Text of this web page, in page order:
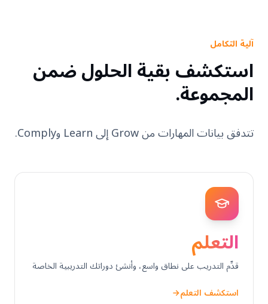
آلية التكامل
استكشف بقية الحلول ضمن
المجموعة.
تتدفق بيانات المهارات من Grow إلى Learn وComply.
التعلم
قدِّم التدريب على نطاق واسع، وأنشئ دوراتك التدريبية الخاصة
استكشف التعلم←